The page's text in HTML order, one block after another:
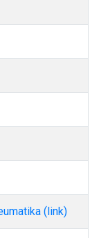
(link)